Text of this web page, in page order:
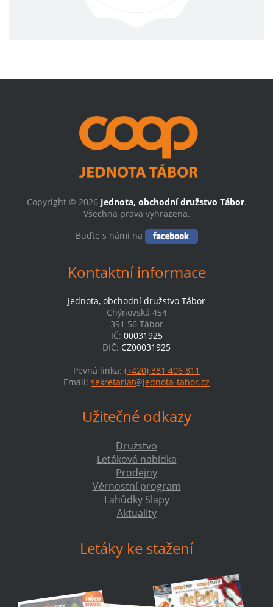
Copyright © 2026 Jednota, obchodní družstvo Tábor.
Všechna práva vyhrazena.
Buďte s námi na
Kontaktní informace
Jednota, obchodní družstvo Tábor
Chýnovská 454
391 56 Tábor
IČ: 00031925
DIČ: CZ00031925
Pevná linka: (+420) 381 406 811
Email: sekretariat@jednota-tabor.cz
Užitečné odkazy
Družstvo
Letáková nabídka
Prodejny
Věrnostní program
Lahůdky Slapy
Aktuality
Letáky ke stažení